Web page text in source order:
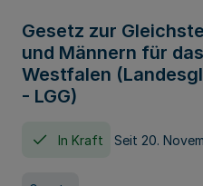
Gesetz zur
und Männern für
Westfalen
- LGG)
In Kraft Seit 20.